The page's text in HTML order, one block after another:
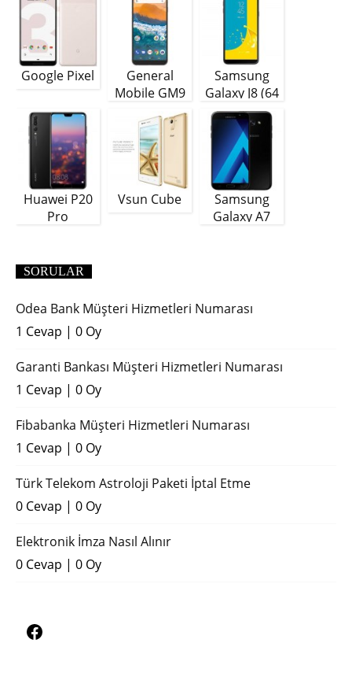
Google Pixel
General
Mobile GM9
Samsung
Galaxy J8 (64
GB)
Huawei P20
Pro
Vsun Cube
Samsung
Galaxy A7
SORULAR
Odea Bank Müşteri Hizmetleri Numarası
1 Cevap | 0 Oy
Garanti Bankası Müşteri Hizmetleri Numarası
1 Cevap | 0 Oy
Fibabanka Müşteri Hizmetleri Numarası
1 Cevap | 0 Oy
Türk Telekom Astroloji Paketi İptal Etme
0 Cevap | 0 Oy
Elektronik İmza Nasıl Alınır
0 Cevap | 0 Oy